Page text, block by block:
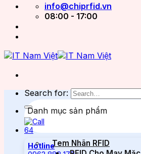
info@chiprfid.vn
08:00 - 17:00
Search for:
Hotline
Danh mục sản phẩm
Tem Nhãn RFID